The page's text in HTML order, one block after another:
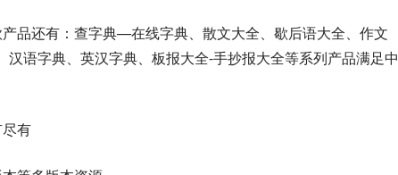
品还有：查字典—在线字典、散文大全、歇后语大全、作文
语字典、英汉字典、板报大全-手抄报大全等系列产品满足中
有